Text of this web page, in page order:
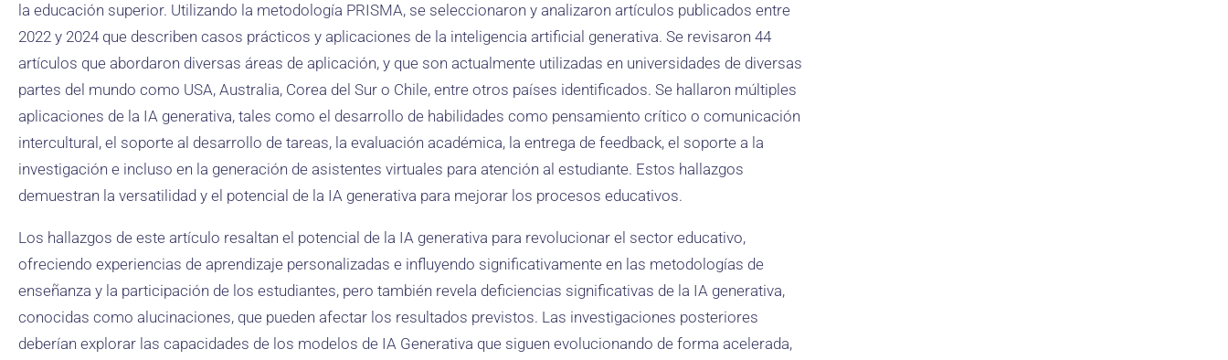
la educación superior. Utilizando la metodología PRISMA, se seleccionaron y analizaron artículos publicados entre
2022 y 2024 que describen casos prácticos y aplicaciones de la inteligencia artificial generativa. Se revisaron 44
artículos que abordaron diversas áreas de aplicación, y que son actualmente utilizadas en universidades de diversas
partes del mundo como USA, Australia, Corea del Sur o Chile, entre otros países identificados. Se hallaron múltiples
aplicaciones de la IA generativa, tales como el desarrollo de habilidades como pensamiento crítico o comunicación
intercultural, el soporte al desarrollo de tareas, la evaluación académica, la entrega de feedback, el soporte a la
investigación e incluso en la generación de asistentes virtuales para atención al estudiante. Estos hallazgos
demuestran la versatilidad y el potencial de la IA generativa para mejorar los procesos educativos.
Los hallazgos de este artículo resaltan el potencial de la IA generativa para revolucionar el sector educativo,
ofreciendo experiencias de aprendizaje personalizadas e influyendo significativamente en las metodologías de
enseñanza y la participación de los estudiantes, pero también revela deficiencias significativas de la IA generativa,
conocidas como alucinaciones, que pueden afectar los resultados previstos. Las investigaciones posteriores
deberían explorar las capacidades de los modelos de IA Generativa que siguen evolucionando de forma acelerada,